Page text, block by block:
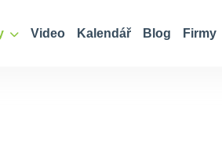
Video Kalendář Blog Firmy